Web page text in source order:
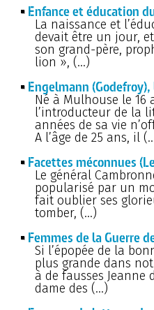
Enfance et éducation
La naissance et
devait être un jour,
son grand-père,
lion », (…)
Engelmann
Né à Mulhouse le 16
l’introducteur de la
années de sa vie
A l’âge de 25 ans, il
Facettes méconnues
Le général
popularisé par un
fait oublier ses
tomber, (…)
Femmes de la Guerre
Si l’épopée de la
plus grande dans
à de fausses Jeanne
dame des (…)